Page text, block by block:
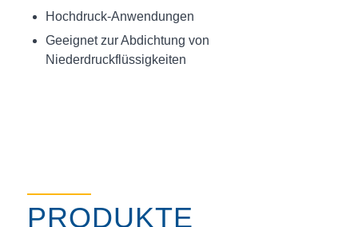
Hochdruck-Anwendungen
Geeignet zur Abdichtung von
Niederdruckflüssigkeiten
PRODUKTE